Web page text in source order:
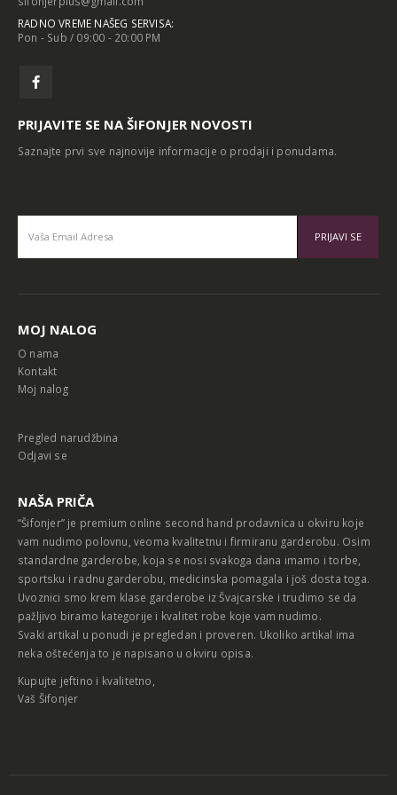
RADNO VREME NAŠEG SERVISA:
Pon - Sub / 09:00 - 20:00 PM
PRIJAVITE SE NA ŠIFONJER NOVOSTI
Saznajte prvi sve najnovije informacije o prodaji i ponudama.
MOJ NALOG
O nama
Kontakt
Moj nalog
Pregled narudžbina
Odjavi se
NAŠA PRIČA
“Šifonjer” je premium online second hand prodavnica u okviru koje
vam nudimo polovnu, veoma kvalitetnu i firmiranu garderobu. Osim
standardne garderobe, koja se nosi svakoga dana imamo i torbe,
sportsku i radnu garderobu, medicinska pomagala i još dosta toga.
Uvoznici smo krem klase garderobe iz Švajcarske i trudimo se da
pažljivo biramo kategorije i kvalitet robe koje vam nudimo.
Svaki artikal u ponudi je pregledan i proveren. Ukoliko artikal ima
neka oštećenja to je napisano u okviru opisa.
Kupujte jeftino i kvalitetno,
Vaš Šifonjer